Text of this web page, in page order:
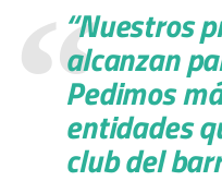
“Nuestros
alcanzan
Pedimos
entidades
club del